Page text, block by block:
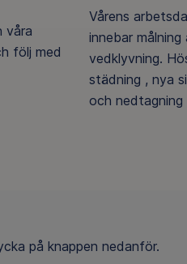
våra
följ med
Vårens
innebar
vedklyvning.
städning , nya
och
på knappen nedanför.